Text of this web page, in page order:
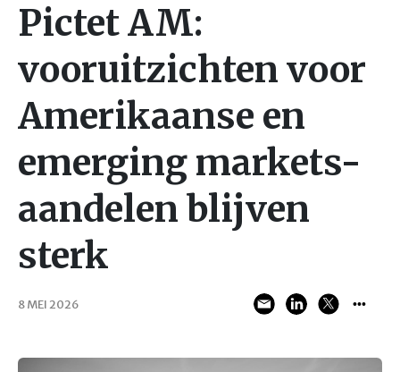
Pictet AM:
vooruitzichten voor
Amerikaanse en
emerging markets-
aandelen blijven
sterk
8 MEI 2026